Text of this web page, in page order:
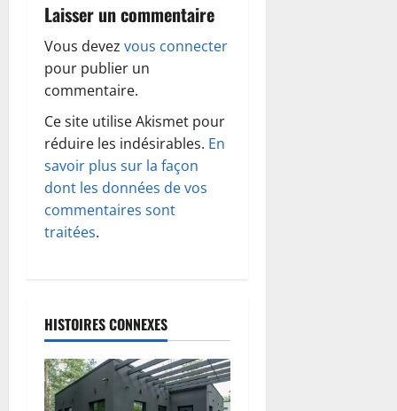
t
i
o
n
d
’
a
t
i
c
Laisser un commentaire
Vous devez vous connecter
pour publier un
commentaire.
Ce site utilise Akismet pour
réduire les indésirables. En
savoir plus sur la façon
dont les données de vos
commentaires sont
traitées.
HISTOIRES CONNEXES